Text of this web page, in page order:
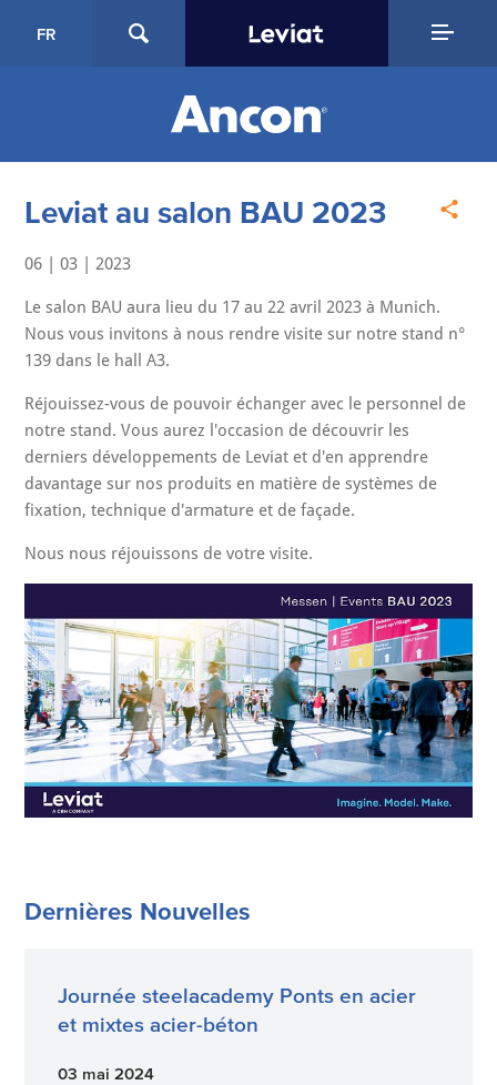
FR
Leviat au salon BAU 2023
06 | 03 | 2023
Le salon BAU aura lieu du 17 au 22 avril 2023 à Munich.
Nous vous invitons à nous rendre visite sur notre stand n°
139 dans le hall A3.
Réjouissez-vous de pouvoir échanger avec le personnel de
notre stand. Vous aurez l'occasion de découvrir les
derniers développements de Leviat et d'en apprendre
davantage sur nos produits en matière de systèmes de
fixation, technique d'armature et de façade.
Nous nous réjouissons de votre visite.
Dernières Nouvelles
Journée steelacademy Ponts en acier
et mixtes acier-béton
03 mai 2024